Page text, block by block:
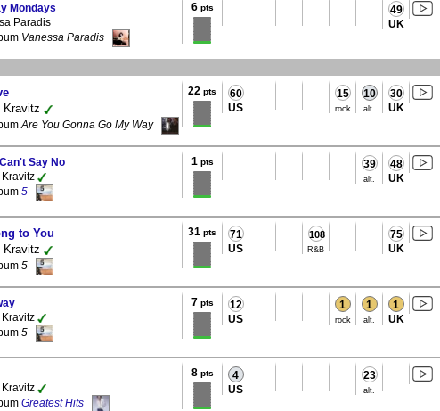
Mondays
Paradis
Vanessa Paradis
6pts 49
UK
Kravitz
Are You Gonna Go My Way
22 pts 60
US
15
rock
10
alt.
30
UK
Can't Say No
5
1 pts 39
alt.
48
UK
to You
Kravitz
5
31 pts 71
US
108
R&B
75
UK
5
7 pts 12
US
1
rock
1
alt.
1
UK
Greatest Hits
8pts 4
US
23
alt.